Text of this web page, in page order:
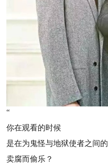
“
你在观看的时候
是在为鬼怪与地狱使者之间的
卖腐而偷乐？